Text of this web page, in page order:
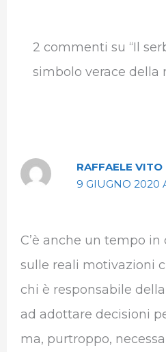
2 commenti su “Il
simbolo verace della
RAFFAELE VITO
9 GIUGNO 2020
C’è anche un tempo
sulle reali motivazioni
chi è responsabile
ad adottare decisioni
ma, purtroppo,